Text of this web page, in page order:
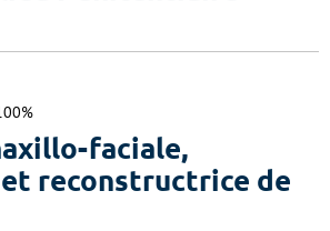
faciale,
reconstructrice de